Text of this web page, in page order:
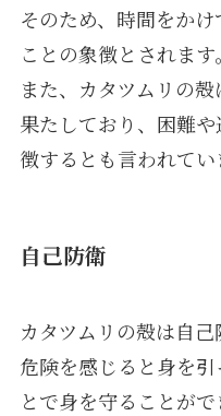
そのため、時間をか
ことの象徴とされます。
また、カタツムリの
果たしており、困難
徴するとも言われてい
自己防衛
カタツムリの殻は自己
危険を感じると身を
とで身を守ることがで